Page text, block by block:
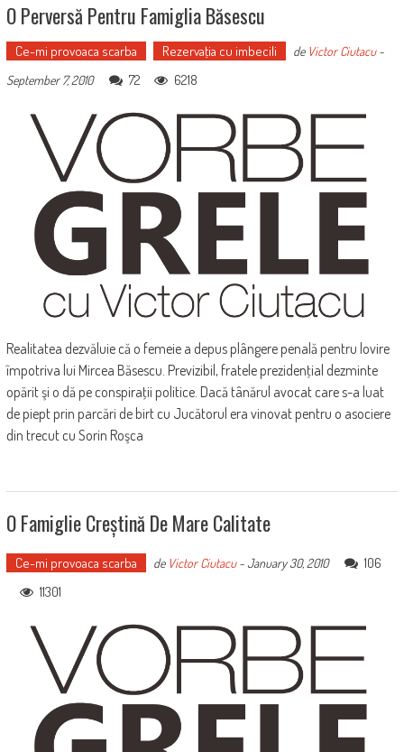
O Perversă Pentru Famiglia Băsescu
Ce-mi provoaca scarba Rezervaţia cu imbecili de Victor Ciutacu-
September 7, 2010
72 6218
Realitatea dezvăluie că o femeie a depus plângere penală pentru lovire
împotriva lui Mircea Băsescu. Previzibil, fratele prezidenţial dezminte
opărit şi o dă pe conspiraţii politice. Dacă tânărul avocat care s-a luat
de piept prin parcări de birt cu Jucătorul era vinovat pentru o asociere
din trecut cu Sorin Roşca
O Famiglie Creștină De Mare Calitate
Ce-mi provoaca scarba de Victor Ciutacu-January 30, 2010
106
11301